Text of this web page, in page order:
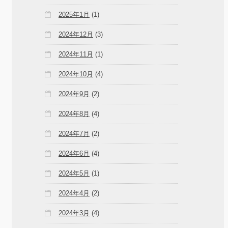
2025年1月 (1)
2024年12月 (3)
2024年11月 (1)
2024年10月 (4)
2024年9月 (2)
2024年8月 (4)
2024年7月 (2)
2024年6月 (4)
2024年5月 (1)
2024年4月 (2)
2024年3月 (4)